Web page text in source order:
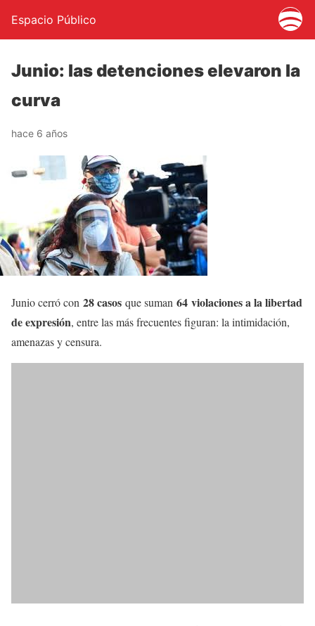
Espacio Público
Junio: las detenciones elevaron la
curva
hace 6 años
Junio cerró con 28 casos que suman 64 violaciones a la libertad
de expresión, entre las más frecuentes figuran: la intimidación,
amenazas y censura.